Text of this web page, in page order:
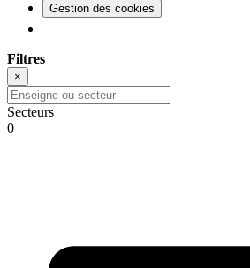
Gestion des cookies
Filtres
×
Secteurs
0